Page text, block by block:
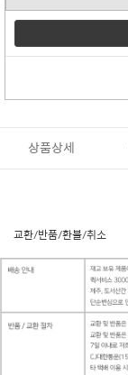
상품상세
교환/반품/환불/취소